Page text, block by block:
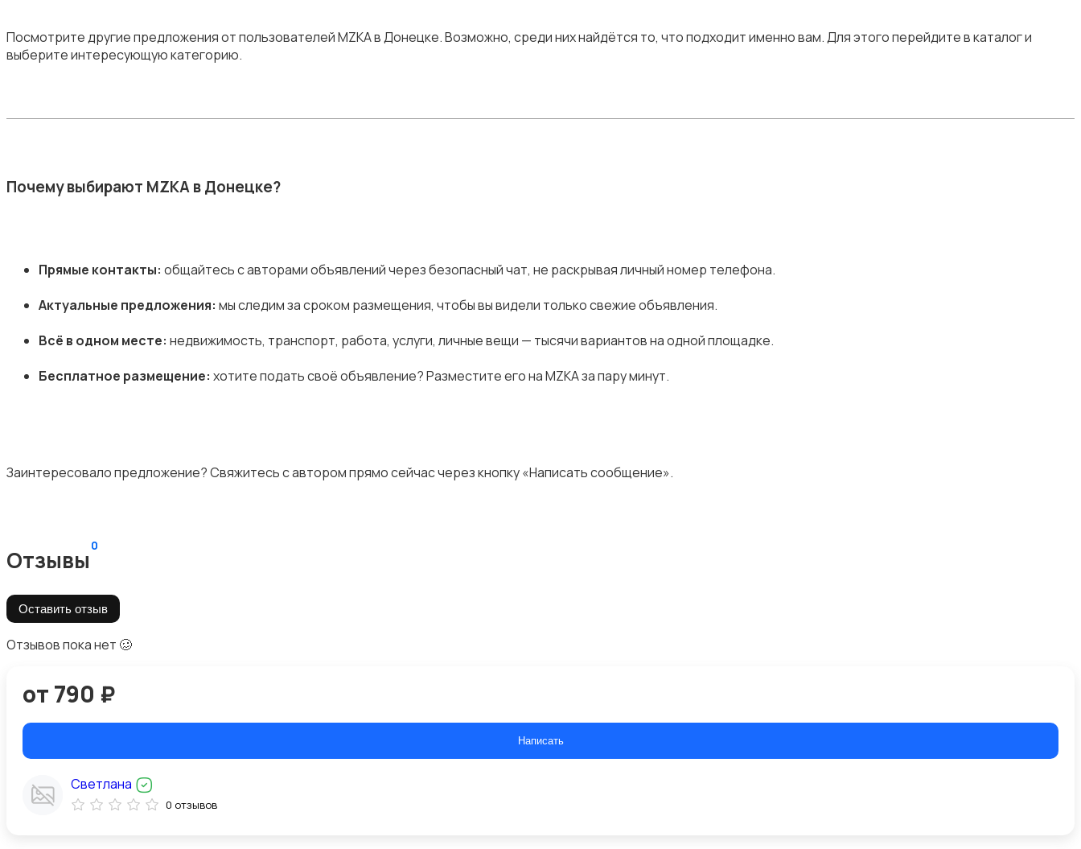
Посмотрите другие предложения от пользователей MZKA в Донецке. Возможно, среди них найдётся то, что подходит именно вам. Для этого перейдите в каталог и
выберите интересующую категорию.
Почему выбирают MZKA в Донецке?
Прямые контакты: общайтесь с авторами объявлений через безопасный чат, не раскрывая личный номер телефона.
Актуальные предложения: мы следим за сроком размещения, чтобы вы видели только свежие объявления.
Всё в одном месте: недвижимость, транспорт, работа, услуги, личные вещи — тысячи вариантов на одной площадке.
Бесплатное размещение: хотите подать своё объявление? Разместите его на MZKA за пару минут.
Заинтересовало предложение? Свяжитесь с автором прямо сейчас через кнопку «Написать сообщение».
Отзывы
0
Оставить отзыв
Отзывов пока нет 🥴
от 790 ₽
Написать
Светлана
0 отзывов